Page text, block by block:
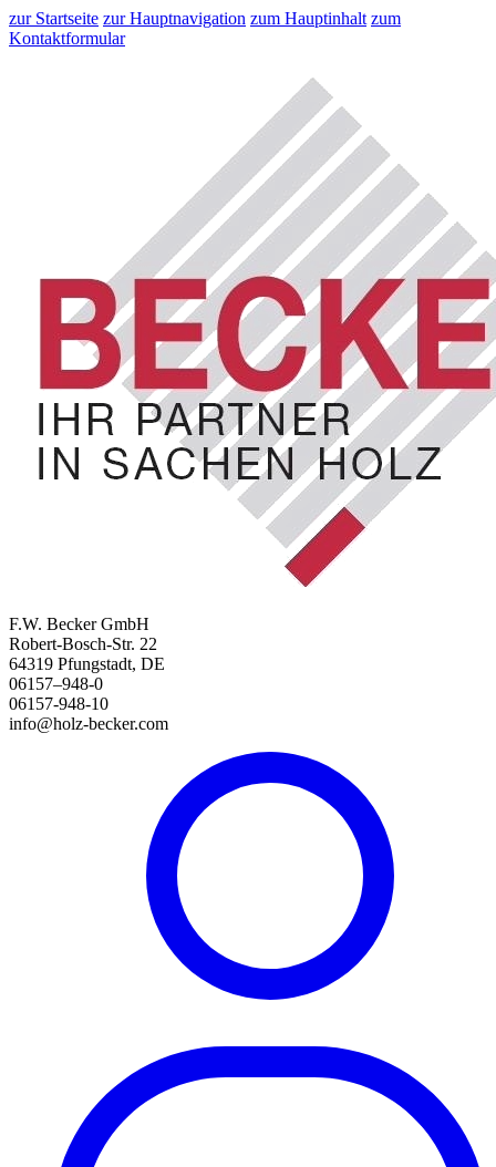
zur Startseite zur Hauptnavigation zum Hauptinhalt zum
Kontaktformular
F.W. Becker GmbH
Robert-Bosch-Str. 22
64319 Pfungstadt, DE
06157–948-0
06157-948-10
info@holz-becker.com